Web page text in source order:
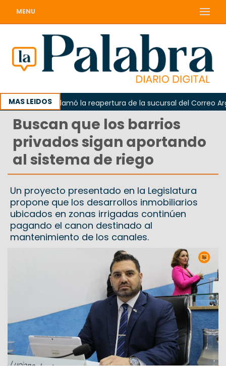
MENU
MAS LEIDOS
Odarda reclamó la reapertura de la sucursal del Correo
Buscan que los barrios
privados sigan aportando
al sistema de riego
Un proyecto presentado en la Legislatura
propone que los desarrollos inmobiliarios
ubicados en zonas irrigadas continúen
pagando el canon destinado al
mantenimiento de los canales.